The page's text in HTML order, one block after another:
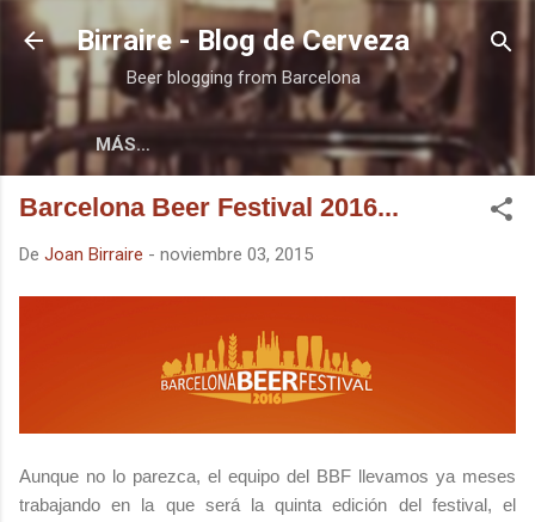
Ir al contenido principal
Birraire - Blog de Cerveza
Beer blogging from Barcelona
MÁS…
Barcelona Beer Festival 2016...
De Joan Birraire - noviembre 03, 2015
Aunque no lo parezca, el equipo del BBF llevamos ya meses
trabajando en la que será la quinta edición del festival, el